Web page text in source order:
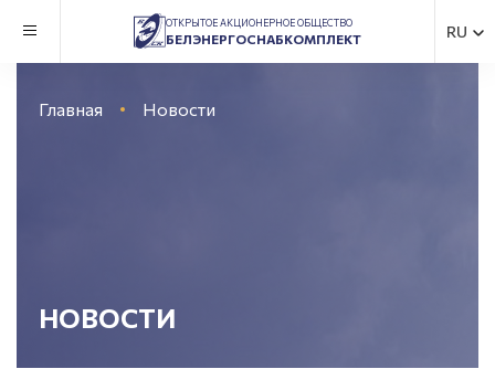
ОТКРЫТОЕ АКЦИОНЕРНОЕ ОБЩЕСТВО
БЕЛЭНЕРГОСНАБКОМПЛЕКТ RU
Главная Новости
НОВОСТИ